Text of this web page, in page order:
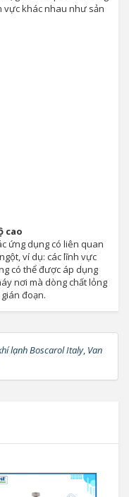
vực khác nhau như sản
cao
ứng dụng có liên quan
ví dụ: các lĩnh vực
có thể được áp dụng
nơi mà dòng chất lỏng
đoạn.
lạnh Boscarol Italy, Van